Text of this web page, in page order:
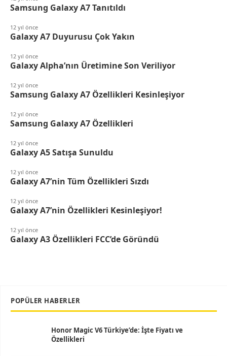
Samsung Galaxy A7 Tanıtıldı
12 yıl önce
Galaxy A7 Duyurusu Çok Yakın
12 yıl önce
Galaxy Alpha’nın Üretimine Son Veriliyor
12 yıl önce
Samsung Galaxy A7 Özellikleri Kesinleşiyor
12 yıl önce
Samsung Galaxy A7 Özellikleri
12 yıl önce
Galaxy A5 Satışa Sunuldu
12 yıl önce
Galaxy A7’nin Tüm Özellikleri Sızdı
12 yıl önce
Galaxy A7’nin Özellikleri Kesinleşiyor!
12 yıl önce
Galaxy A3 Özellikleri FCC’de Göründü
POPÜLER HABERLER
Honor Magic V6 Türkiye’de: İşte Fiyatı ve
Özellikleri